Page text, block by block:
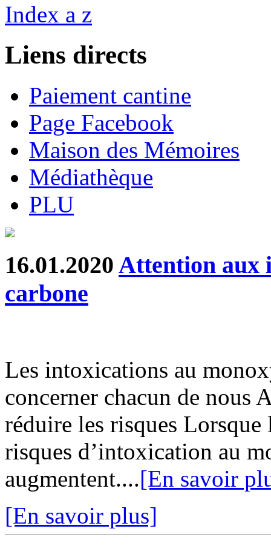
Index a z
Liens directs
Paiement cantine
Page Facebook
Maison des Mémoires
Médiathèque
PLU
16.01.2020 Attention aux
carbone
Les intoxications au
concerner chacun de nous
réduire les risques Lorsque
risques d’intoxication au
augmentent....[En savoir
[En savoir plus]